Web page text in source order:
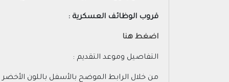
قروب الوظائف العسكرية :
اضغط هنا
التفاصيل وموعد التقديم :
من خلال الرابط الموضح بالأسفل باللون